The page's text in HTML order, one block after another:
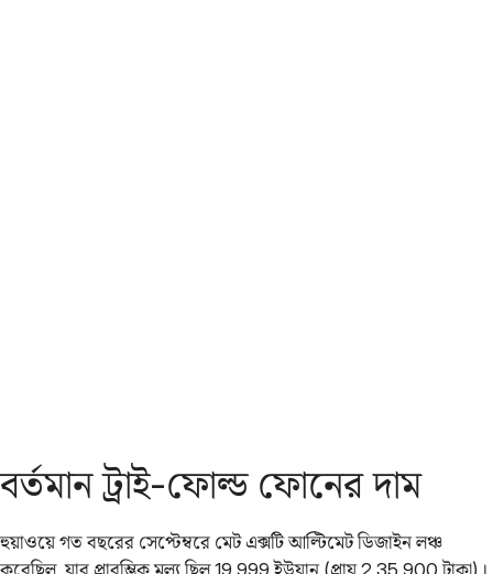
বর্তমান ট্রাই-ফোল্ড ফোনের দাম
হুয়াওয়ে গত বছরের সেপ্টেম্বরে মেট এক্সটি আল্টিমেট ডিজাইন লঞ্চ
করেছিল, যার প্রারম্ভিক মূল্য ছিল 19,999 ইউয়ান (প্রায় 2,35,900 টাকা)।